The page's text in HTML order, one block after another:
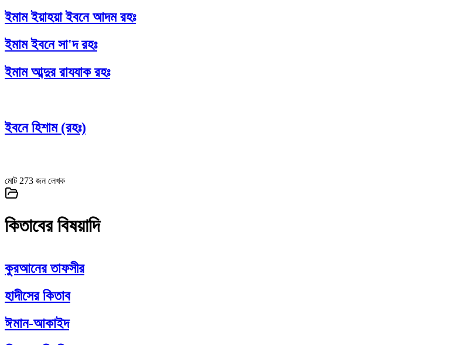
ইমাম ইয়াহয়া ইবনে আদম রহঃ
ইমাম ইবনে সা'দ রহঃ
ইমাম আব্দুর রাযযাক রহঃ
ইবনে হিশাম (রহঃ)
মোট 273 জন লেখক
কিতাবের বিষয়াদি
কুরআনের তাফসীর
হাদীসের কিতাব
ঈমান-আকাইদ